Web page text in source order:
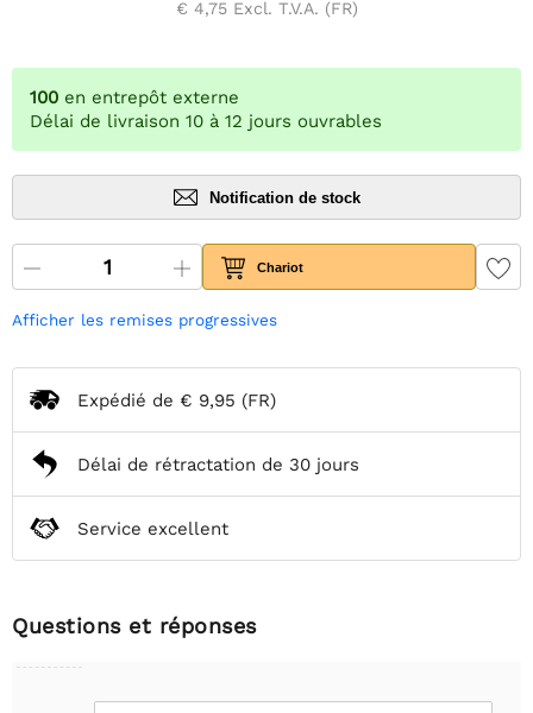
€ 4,75Excl. T.V.A. (FR)
100 en entrepôt externe
Délai de livraison 10 à 12 jours ouvrables
Notification de stock
Chariot
Afficher les remises progressives
Expédié de € 9,95 (FR)
Délai de rétractation de 30 jours
Service excellent
Questions et réponses